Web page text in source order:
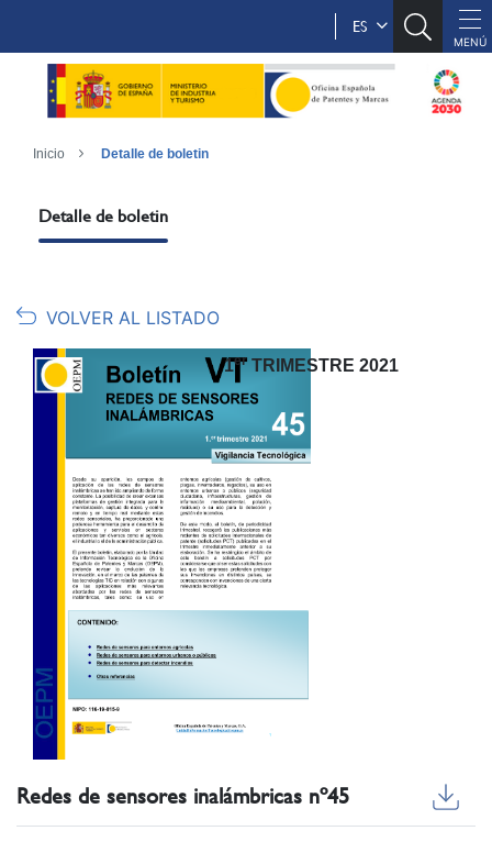
ES
Inicio Detalle de boletin
Detalle de boletin
VOLVER AL LISTADO
1erTRIMESTRE 2021
Redes de sensores inalámbricas nº45